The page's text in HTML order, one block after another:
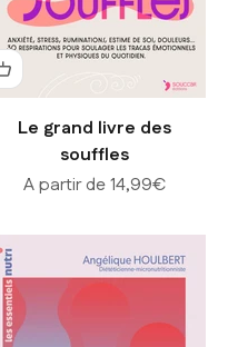
Le grand livre des
souffles
Prix de vente
A partir de 14,99€